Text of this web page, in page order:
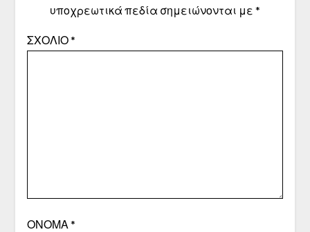
υποχρεωτικά πεδία σημειώνονται με *
ΣΧΌΛΙΟ*
ΌΝΟΜΑ *